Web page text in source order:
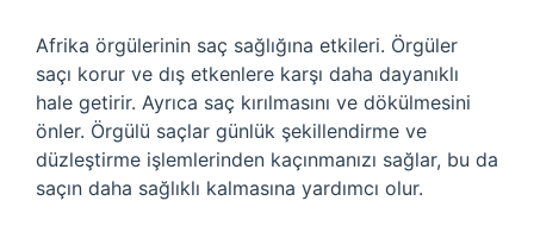
Afrika örgülerinin saç sağlığına etkileri. Örgüler
saçı korur ve dış etkenlere karşı daha dayanıklı
hale getirir. Ayrıca saç kırılmasını ve dökülmesini
önler. Örgülü saçlar günlük şekillendirme ve
düzleştirme işlemlerinden kaçınmanızı sağlar, bu da
saçın daha sağlıklı kalmasına yardımcı olur.